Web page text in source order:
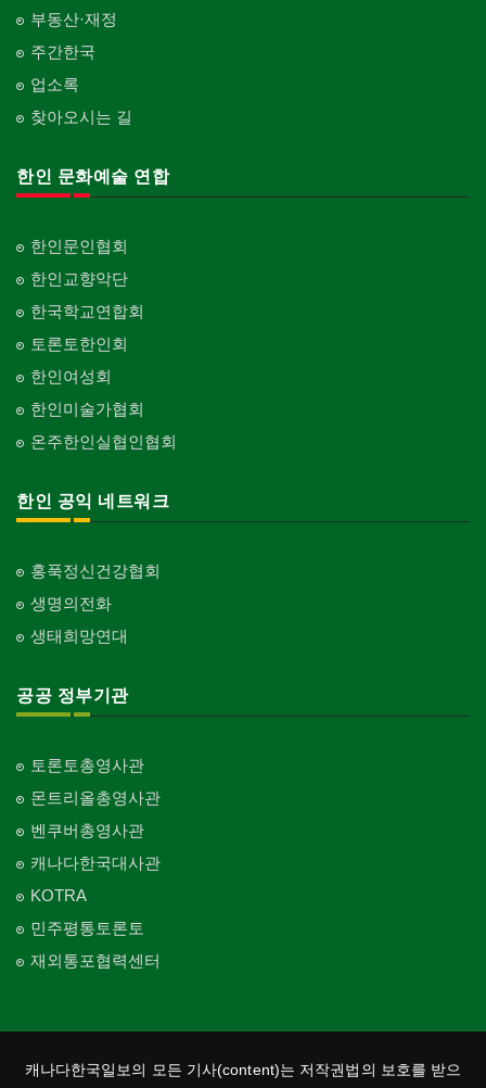
부동산·재정
주간한국
업소록
찾아오시는 길
한인 문화예술 연합
한인문인협회
한인교향악단
한국학교연합회
토론토한인회
한인여성회
한인미술가협회
온주한인실협인협회
한인 공익 네트워크
홍푹정신건강협회
생명의전화
생태희망연대
공공 정부기관
토론토총영사관
몬트리올총영사관
벤쿠버총영사관
캐나다한국대사관
KOTRA
민주평통토론토
재외통포협력센터
캐나다한국일보의 모든 기사(content)는 저작권법의 보호를 받으